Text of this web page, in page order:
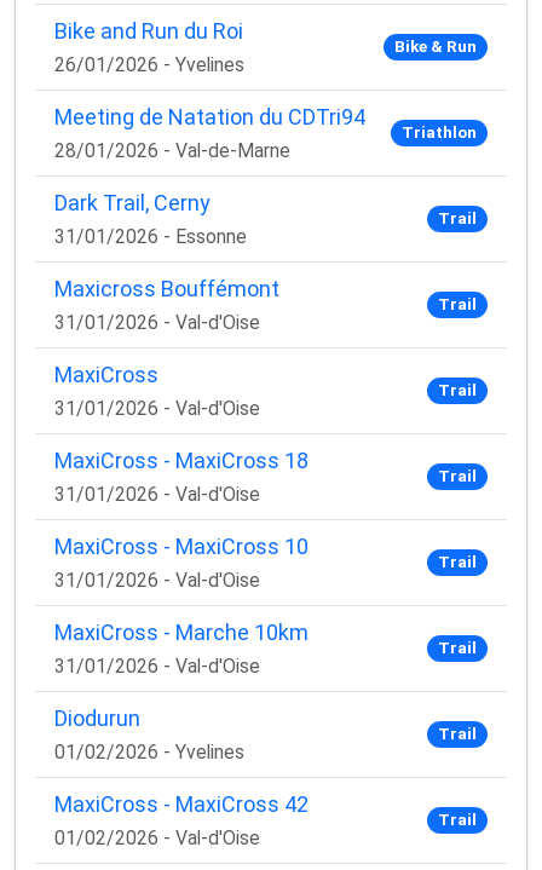
✅ Descodes promo et bons plans partenaires
Email
Oui, je veux progresser 💪
Aucun spam, vous pouvez vous désinscrire à tout
moment.
Bike and Run du Roi
26/01/2026 - Yvelines
Bike & Run
Meeting de Natation du CDTri94
28/01/2026 - Val-de-Marne
Triathlon
Dark Trail, Cerny
31/01/2026 - Essonne
Trail
Maxicross Bouffémont
31/01/2026 - Val-d'Oise
Trail
MaxiCross
31/01/2026 - Val-d'Oise
Trail
MaxiCross - MaxiCross 18
31/01/2026 - Val-d'Oise
Trail
MaxiCross - MaxiCross 10
31/01/2026 - Val-d'Oise
Trail
MaxiCross - Marche 10km
31/01/2026 - Val-d'Oise
Trail
Diodurun
01/02/2026 - Yvelines
Trail
MaxiCross - MaxiCross 42
01/02/2026 - Val-d'Oise
Trail